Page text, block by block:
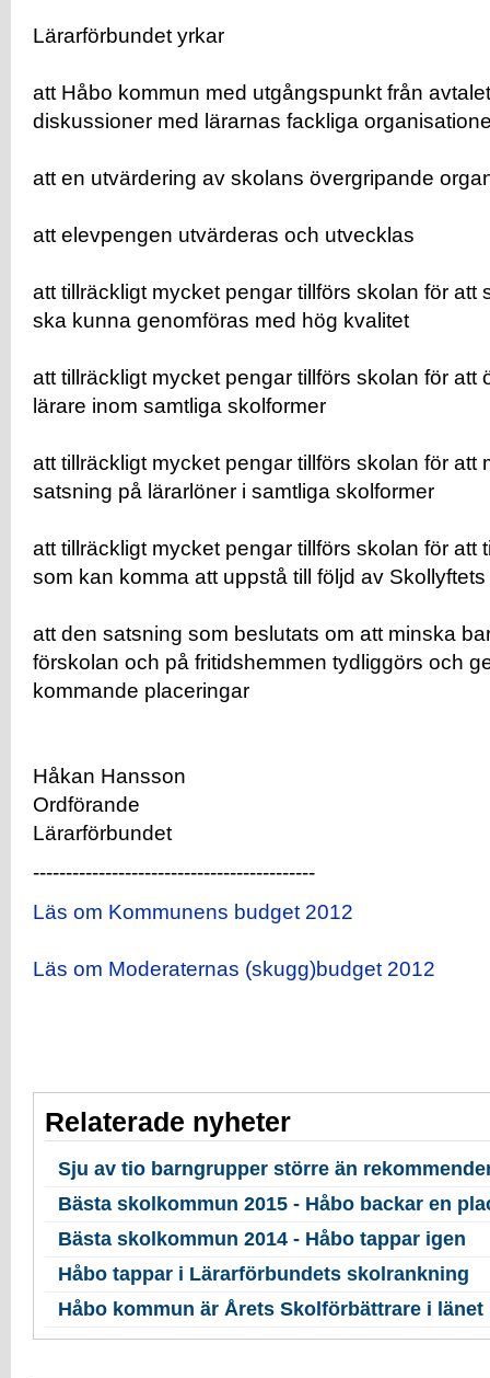
Lärarförbundet yrkar
att Håbo kommun med utgångspunkt från
diskussioner med lärarnas fackliga
att en utvärdering av skolans övergripande
att elevpengen utvärderas och utvecklas
att tillräckligt mycket pengar tillförs skolan för att
ska kunna genomföras med hög kvalitet
att tillräckligt mycket pengar tillförs skolan för att
lärare inom samtliga skolformer
att tillräckligt mycket pengar tillförs skolan för att
satsning på lärarlöner i samtliga skolformer
att tillräckligt mycket pengar tillförs skolan för att
som kan komma att uppstå till följd av
att den satsning som beslutats om att minska
förskolan och på fritidshemmen tydliggörs och
kommande placeringar
Håkan Hansson
Ordförande
Lärarförbundet
-------------------------------------------
Läs om Kommunens budget 2012
Läs om Moderaternas (skugg)budget 2012
Relaterade nyheter
Sju av tio barngrupper större än
Bästa skolkommun 2015 - Håbo backar en
Bästa skolkommun 2014 - Håbo tappar igen
Håbo tappar i Lärarförbundets skolrankning
Håbo kommun är Årets Skolförbättrare i länet